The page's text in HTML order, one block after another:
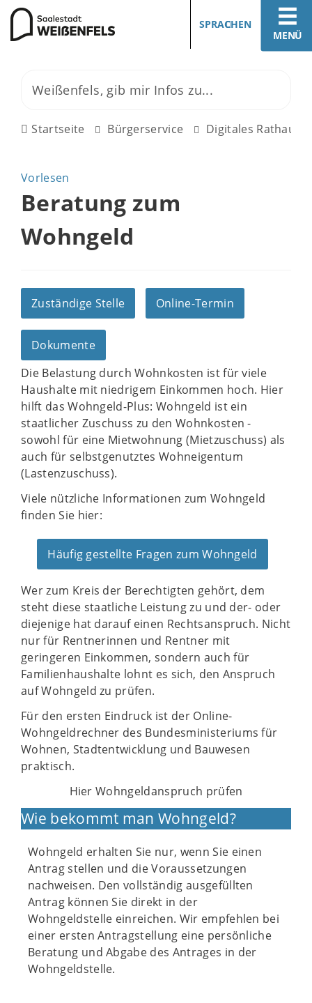
MENÜ
SPRACHEN
Startseite Bürgerservice Digitales Rathaus
Vorlesen
Beratung zum
Wohngeld
Zuständige Stelle Online-Termin
Dokumente
Die Belastung durch Wohnkosten ist für viele
Haushalte mit niedrigem Einkommen hoch. Hier
hilft das Wohngeld-Plus: Wohngeld ist ein
staatlicher Zuschuss zu den Wohnkosten -
sowohl für eine Mietwohnung (Mietzuschuss) als
auch für selbstgenutztes Wohneigentum
(Lastenzuschuss).
Viele nützliche Informationen zum Wohngeld
finden Sie hier:
Häufig gestellte Fragen zum Wohngeld
Wer zum Kreis der Berechtigten gehört, dem
steht diese staatliche Leistung zu und der- oder
diejenige hat darauf einen Rechtsanspruch. Nicht
nur für Rentnerinnen und Rentner mit
geringeren Einkommen, sondern auch für
Familienhaushalte lohnt es sich, den Anspruch
auf Wohngeld zu prüfen.
Für den ersten Eindruck ist der Online-
Wohngeldrechner des Bundesministeriums für
Wohnen, Stadtentwicklung und Bauwesen
praktisch.
Hier Wohngeldanspruch prüfen
Wie bekommt man Wohngeld?
Wohngeld erhalten Sie nur, wenn Sie einen
Antrag stellen und die Voraussetzungen
nachweisen. Den vollständig ausgefüllten
Antrag können Sie direkt in der
Wohngeldstelle einreichen. Wir empfehlen bei
einer ersten Antragstellung eine persönliche
Beratung und Abgabe des Antrages in der
Wohngeldstelle.